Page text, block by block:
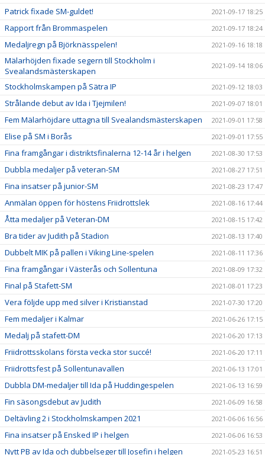
Patrick fixade SM-guldet! 2021-09-17 18:25
Rapport från Brommaspelen 2021-09-17 18:24
Medaljregn på Björknässpelen! 2021-09-16 18:18
Mälarhöjden fixade segern till Stockholm i
Svealandsmästerskapen
2021-09-14 18:06
Stockholmskampen på Sätra IP 2021-09-12 18:03
Strålande debut av Ida i Tjejmilen! 2021-09-07 18:01
Fem Mälarhöjdare uttagna till Svealandsmästerskapen 2021-09-01 17:58
Elise på SM i Borås 2021-09-01 17:55
Fina framgångar i distriktsfinalerna 12-14 år i helgen 2021-08-30 17:53
Dubbla medaljer på veteran-SM 2021-08-27 17:51
Fina insatser på junior-SM 2021-08-23 17:47
Anmälan öppen för höstens Friidrottslek 2021-08-16 17:44
Åtta medaljer på Veteran-DM 2021-08-15 17:42
Bra tider av Judith på Stadion 2021-08-13 17:40
Dubbelt MIK på pallen i Viking Line-spelen 2021-08-11 17:36
Fina framgångar i Västerås och Sollentuna 2021-08-09 17:32
Final på Stafett-SM 2021-08-01 17:23
Vera följde upp med silver i Kristianstad 2021-07-30 17:20
Fem medaljer i Kalmar 2021-06-26 17:15
Medalj på stafett-DM 2021-06-20 17:13
Friidrottsskolans första vecka stor succé! 2021-06-20 17:11
Friidrottsfest på Sollentunavallen 2021-06-13 17:01
Dubbla DM-medaljer till Ida på Huddingespelen 2021-06-13 16:59
Fin säsongsdebut av Judith 2021-06-09 16:58
Deltävling 2 i Stockholmskampen 2021 2021-06-06 16:56
Fina insatser på Ensked IP i helgen 2021-06-06 16:53
Nytt PB av Ida och dubbelseger till Josefin i helgen 2021-05-23 16:51